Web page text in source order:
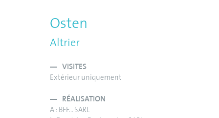
Osten
Altrier
VISITES
Extérieur uniquement
RÉALISATION
A : BFF... SARL